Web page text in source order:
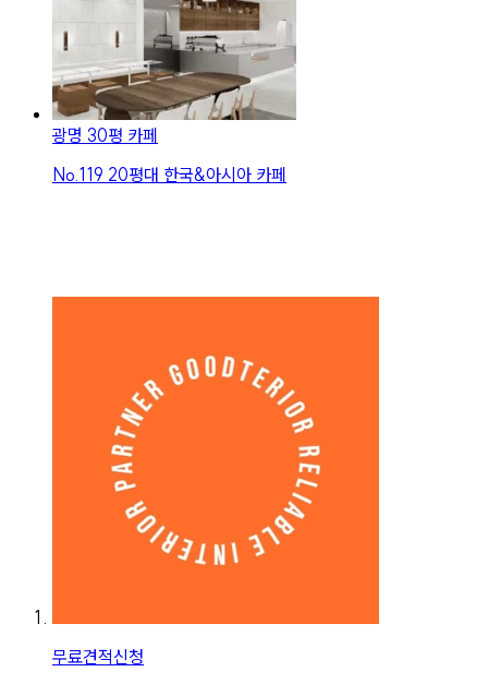
광명 30평 카페
No. 119 20평대 한국&아시아 카페
무료견적신청